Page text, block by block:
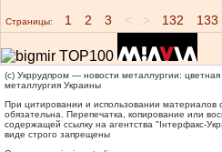
Страницы: 1 2 3 <...> 132 133
(c) Укррудпром — новости металлургии:
металлургия Украины
При цитировании и использовании материалов
обязательна. Перепечатка, копирование или
содержащей ссылку на агентства "Iнтерфакс-
виде строго запрещены